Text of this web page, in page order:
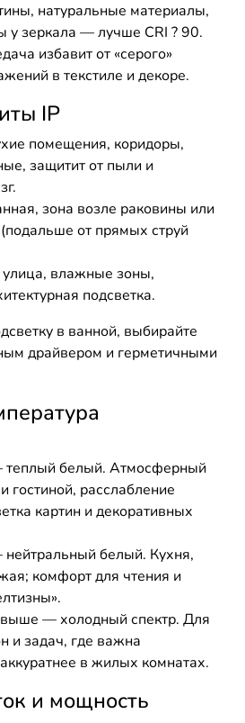
натуральные материалы,
у зеркала — лучше CRI ? 90.
избавит от «серого»
в текстиле и декоре.
IP
помещения, коридоры,
защитит от пыли и
зона возле раковины или
от прямых струй
влажные зоны,
подсветка.
в ванной, выбирайте
драйвером и герметичными
белый. Атмосферный
гостиной, расслабление
картин и декоративных
белый. Кухня,
комфорт для чтения и
— холодный спектр. Для
и задач, где важна
в жилых комнатах.
и мощность